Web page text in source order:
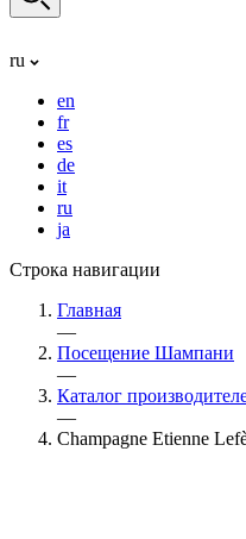
ru
en
fr
es
de
it
ru
ja
Строка навигации
Главная
—
Посещение Шампани
—
Каталог
—
Champagne Etienne